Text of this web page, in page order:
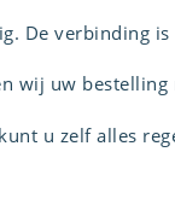
De verbinding
wij uw bestelling
u zelf alles